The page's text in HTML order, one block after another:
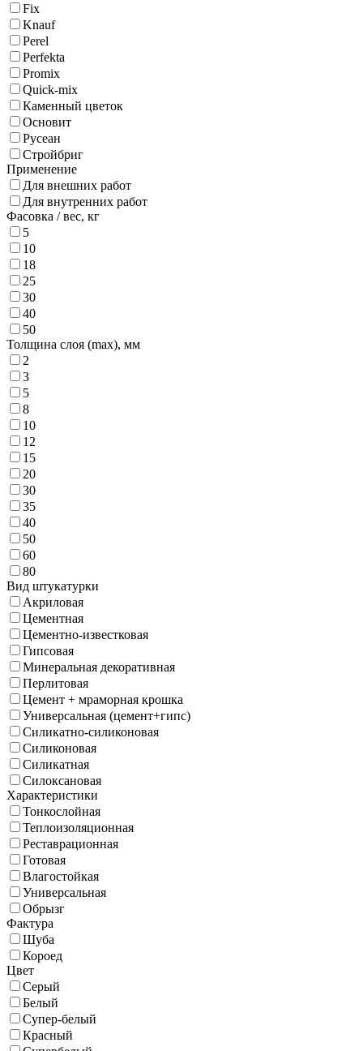
Fix
Knauf
Perel
Perfekta
Promix
Quick-mix
Каменный цветок
Основит
Русеан
Стройбриг
Применение
Для внешних работ
Для внутренних работ
Фасовка / вес, кг
5
10
18
25
30
40
50
Толщина слоя (max), мм
2
3
5
8
10
12
15
20
30
35
40
50
60
80
Вид штукатурки
Акриловая
Цементная
Цементно-известковая
Гипсовая
Минеральная декоративная
Перлитовая
Цемент + мраморная крошка
Универсальная (цемент+гипс)
Силикатно-силиконовая
Силиконовая
Силикатная
Силоксановая
Характеристики
Тонкослойная
Теплоизоляционная
Реставрационная
Готовая
Влагостойкая
Универсальная
Обрызг
Фактура
Шуба
Короед
Цвет
Серый
Белый
Супер-белый
Красный